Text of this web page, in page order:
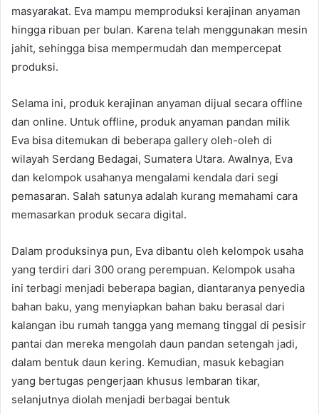
masyarakat. Eva mampu memproduksi kerajinan anyaman
hingga ribuan per bulan. Karena telah menggunakan mesin
jahit, sehingga bisa mempermudah dan mempercepat
produksi.
Selama ini, produk kerajinan anyaman dijual secara offline
dan online. Untuk offline, produk anyaman pandan milik
Eva bisa ditemukan di beberapa gallery oleh-oleh di
wilayah Serdang Bedagai, Sumatera Utara. Awalnya, Eva
dan kelompok usahanya mengalami kendala dari segi
pemasaran. Salah satunya adalah kurang memahami cara
memasarkan produk secara digital.
Dalam produksinya pun, Eva dibantu oleh kelompok usaha
yang terdiri dari 300 orang perempuan. Kelompok usaha
ini terbagi menjadi beberapa bagian, diantaranya penyedia
bahan baku, yang menyiapkan bahan baku berasal dari
kalangan ibu rumah tangga yang memang tinggal di pesisir
pantai dan mereka mengolah daun pandan setengah jadi,
dalam bentuk daun kering. Kemudian, masuk kebagian
yang bertugas pengerjaan khusus lembaran tikar,
selanjutnya diolah menjadi berbagai bentuk